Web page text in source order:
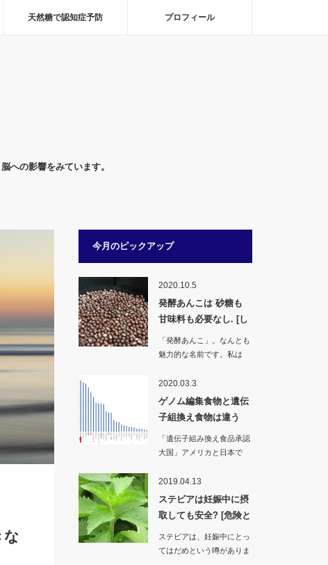
天然糖で認知症予防 プロフィール
への影響をみています。
な
今月のピックアップ
2020.10.5
発酵あんこは 砂糖も
甘味料も必要なし. [し
かし…
「発酵あんこ」。なんとも
魅力的な名前です。私は
2020.03.3
ゲノム編集食物と遺伝
子組換え食物は違う
の? [赤…
「遺伝子組み換え食品承認
大国」アメリカと日本で
2019.04.13
ステビアは妊娠中に摂
取しても安全? [危険と
された…
ステビアは、妊娠中にとっ
てはだめという噂がありま